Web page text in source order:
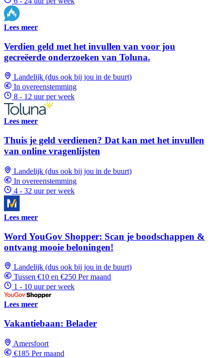
Lees meer
Verdien geld met het invullen van voor jou
gecreëerde onderzoeken van Toluna.
Landelijk (dus ook bij jou in de buurt)
In overeenstemming
8 - 12 uur per week
Lees meer
Thuis je geld verdienen? Dat kan met het invullen
van online vragenlijsten
Landelijk (dus ook bij jou in de buurt)
In overeenstemming
4 - 32 uur per week
Lees meer
Word YouGov Shopper: Scan je boodschappen &
ontvang mooie beloningen!
Landelijk (dus ook bij jou in de buurt)
Tussen €10 en €250 Per maand
1 - 10 uur per week
Lees meer
Vakantiebaan: Belader
Amersfoort
€185 Per maand